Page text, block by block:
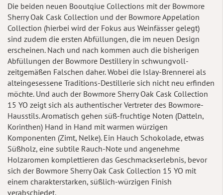
Die beiden neuen Booutqiue Collections mit der Bowmore
Sherry Oak Cask Collection und der Bowmore Appelation
Collection (hierbei wird der Fokus aus Weinfässer gelegt)
sind zudem die ersten Abfüllungen, die im neuen Design
erscheinen. Nach und nach kommen auch die bisherigen
Abfüllungen der Bowmore Destillery in schwungvoll-
zeitgemäßen Falschen daher. Wobei die Islay-Brennerei als
alteingesessene Traditions-Destillerie sich nicht neu erfinden
möchte. Und auch der Bowmore Sherry Oak Cask Collection
15 YO zeigt sich als authentischer Vertreter des Bowmore-
Hausstils. Aromatisch gehen süß-fruchtige Noten (Datteln,
Korinthen) Hand in Hand mit warmen würzigen
Komponenten (Zimt, Nelke). Ein Hauch Schokolade, etwas
Süßholz, eine subtile Rauch-Note und angenehme
Holzaromen komplettieren das Geschmackserlebnis, bevor
sich der Bowmore Sherry Oak Cask Collection 15 YO mit
einem charakterstarken, süßlich-würzigen Finish
verabschiedet.